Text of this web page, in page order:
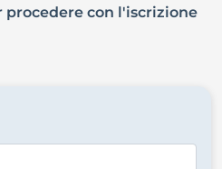
con l'iscrizione